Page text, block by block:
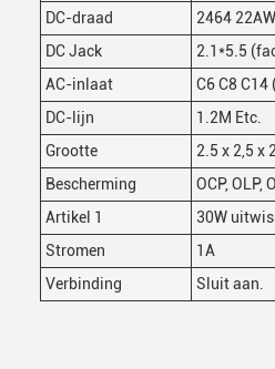
DC-draad
2464
DC Jack
2.1*5.5
AC-inlaat
C6 C8
DC-lijn
1.2M Etc.
Grootte
2.5 x 2,5 x
Bescherming
OCP, OLP,
Artikel 1
30W
Stromen
1A
Verbinding
Sluit aan.